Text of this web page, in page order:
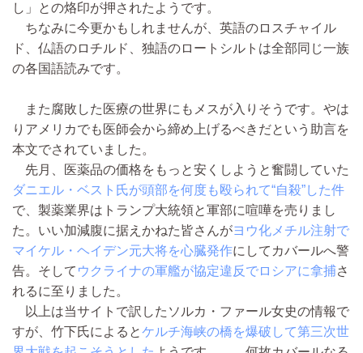
し」との烙印が押されたようです。
ちなみに今更かもしれませんが、英語のロスチャイル
ド、仏語のロチルド、独語のロートシルトは全部同じ一族
の各国語読みです。
また腐敗した医療の世界にもメスが入りそうです。やは
りアメリカでも医師会から締め上げるべきだという助言を
本文でされていました。
先月、医薬品の価格をもっと安くしようと奮闘していた
ダニエル・ベスト氏が頭部を何度も殴られて“自殺”した件
で、製薬業界はトランプ大統領と軍部に喧嘩を売りまし
た。いい加減腹に据えかねた皆さんがヨウ化メチル注射で
マイケル・ヘイデン元大将を心臓発作にしてカバールへ警
告。そして ウクライナの軍艦が協定違反でロシアに拿捕さ
れるに至りました。
以上は当サイトで訳したソルカ・ファール女史の情報で
すが、竹下氏によるとケルチ海峡の橋を爆破して第三次世